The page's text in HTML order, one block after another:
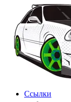
Ссылки